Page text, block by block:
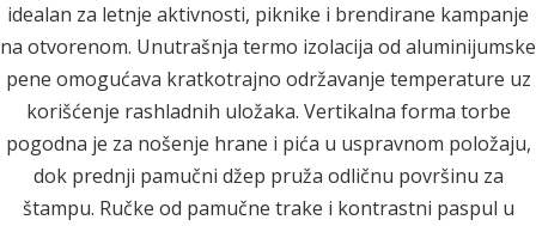
idealan za letnje aktivnosti, piknike i brendirane kampanje
na otvorenom. Unutrašnja termo izolacija od aluminijumske
pene omogućava kratkotrajno održavanje temperature uz
korišćenje rashladnih uložaka. Vertikalna forma torbe
pogodna je za nošenje hrane i pića u uspravnom položaju,
dok prednji pamučni džep pruža odličnu površinu za
štampu. Ručke od pamučne trake i kontrastni paspul u